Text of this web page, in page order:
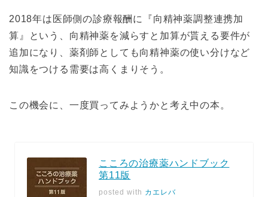
2018年は医師側の診療報酬に『向精神薬調整連携加
算』という、向精神薬を減らすと加算が貰える要件が
追加になり、薬剤師としても向精神薬の使い分けなど
知識をつける需要は高くまりそう。
この機会に、一度買ってみようかと考え中の本。
こころの治療薬ハンドブック
第11版
posted with カエレバ